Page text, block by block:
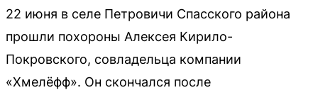
22 июня в селе Петровичи Спасского района
прошли похороны Алексея Кирило-
Покровского, совладельца компании
«Хмелёфф». Он скончался после